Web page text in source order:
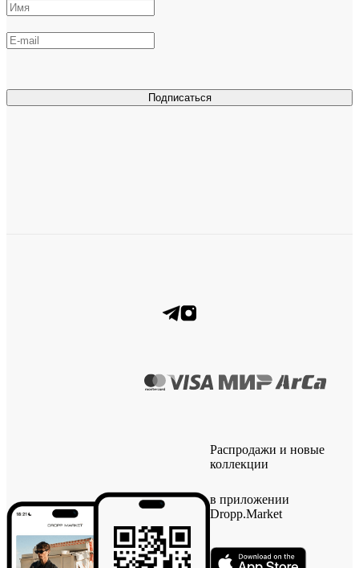
Подписаться
Распродажи и новые
коллекции
в приложении
Dropp.Market